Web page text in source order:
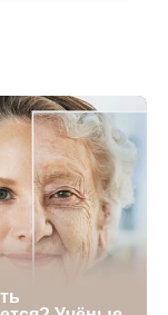
своей